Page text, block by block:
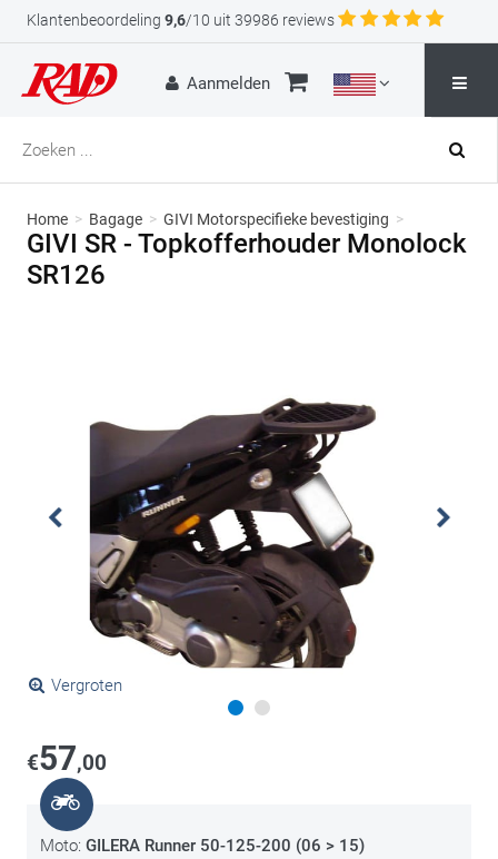
Klantenbeoordeling 9,6/10 uit 39986 reviews
Aanmelden
Home > Bagage > GIVI Motorspecifieke bevestiging >
GIVI SR - Topkofferhouder Monolock
SR126
Vergroten
€57,00
Moto: GILERA Runner 50-125-200 (06 > 15)